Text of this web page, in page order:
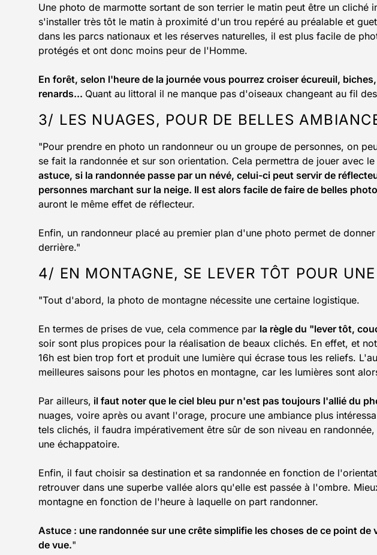
Une photo de marmotte sortant de son terrier le matin peut être un cliché
s'installer très tôt le matin à proximité d'un trou repéré au préalable et
dans les parcs nationaux et les réserves naturelles, il est plus facile de
protégés et ont donc moins peur de l'Homme.
En forêt, selon l'heure de la journée vous pourrez croiser écureuil,
renards... Quant au littoral il ne manque pas d'oiseaux changeant au fil
3/ LES NUAGES, POUR DE BELLES
"Pour prendre en photo un randonneur ou un groupe de personnes, on
se fait la randonnée et sur son orientation. Cela permettra de jouer avec
astuce, si la randonnée passe par un névé, celui-ci peut servir de
personnes marchant sur la neige. Il est alors facile de faire de belles
auront le même effet de réflecteur.
Enfin, un randonneur placé au premier plan d'une photo permet de
derrière."
4/ EN MONTAGNE, SE LEVER TÔT POUR
"Tout d'abord, la photo de montagne nécessite une certaine logistique.
En termes de prises de vue, cela commence par la règle du "lever tôt,
soir sont plus propices pour la réalisation de beaux clichés. En effet, et
16h est bien trop fort et produit une lumière qui écrase tous les reliefs.
meilleures saisons pour les photos en montagne, car les lumières sont
Par ailleurs, il faut noter que le ciel bleu pur n'est pas toujours l'allié du
nuages, voire après ou avant l'orage, procure une ambiance plus
tels clichés, il faudra impérativement être sûr de son niveau en
une échappatoire.
Enfin, il faut choisir sa destination et sa randonnée en fonction de
retrouver dans une superbe vallée alors qu'elle est passée à l'ombre.
montagne en fonction de l'heure à laquelle on part randonner.
Astuce : une randonnée sur une crête simplifie les choses de ce point
de vue."